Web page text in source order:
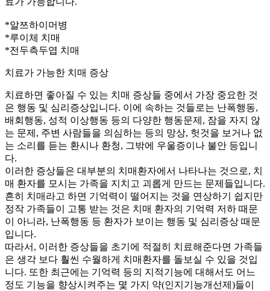
*알쯔하이머병
*루이체 치매
*전두측두엽 치매
치료가 가능한 치매 증상
치료하면 좋아질 수 있는 치매 증상들 중에서 가장 중요한 것
은 행동 및 심리증상입니다. 이에 속하는 것들로는 난폭행동,
배회행동, 성적 이상행동 등의 다양한 행동문제, 잠을 자지 않
는 문제, 주변 사람들을 의심하는 등의 망상, 헛것을 보거나 없
는 소리를 듣는 환시나 환청, 그밖에 우울증이나 불안 등입니
다.
이러한 증상들은 대부분의 치매환자에서 나타나는 것으로, 치
매 환자를 모시는 가족을 지치고 괴롭게 만드는 문제들입니다.
흔히 치매라고 하면 기억력이 떨어지는 것을 연상하기 쉽지만
정작 가족들이 고통 받는 것은 치매 환자의 기억력 저하 때문
이 아니라, 난폭행동 등 환자가 보이는 행동 및 심리증상 때문
입니다.
따라서, 이러한 증상들을 초기에 적절히 치료해준다면 가족들
은 생각 보다 훨씬 수월하게 치매환자를 돌보실 수 있을 것입
니다. 또한 최근에는 기억력 등의 지적기능에 대해서도 어느
정도 기능을 향상시켜주는 몇 가지 약(인지기능개선제)들이